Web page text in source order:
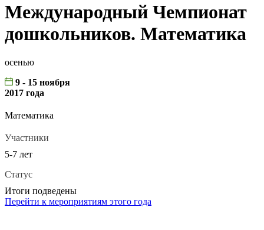
Международный Чемпионат
дошкольников. Математика
осенью
9 - 15 ноября
2017 года
Математика
Участники
5-7 лет
Статус
Итоги подведены
Перейти к мероприятиям этого года